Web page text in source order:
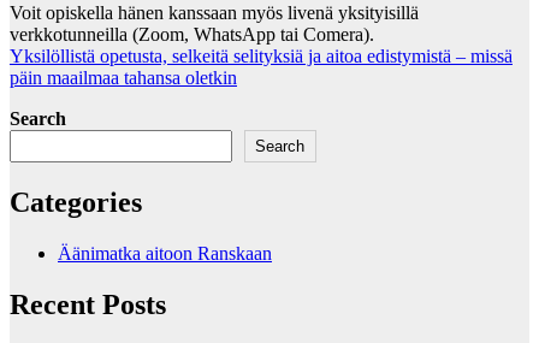
Voit opiskella hänen kanssaan myös livenä yksityisillä
verkkotunneilla (Zoom, WhatsApp tai Comera).
Yksilöllistä opetusta, selkeitä selityksiä ja aitoa edistymistä – missä
päin maailmaa tahansa oletkin
Search
Search
Categories
Äänimatka aitoon Ranskaan
Recent Posts